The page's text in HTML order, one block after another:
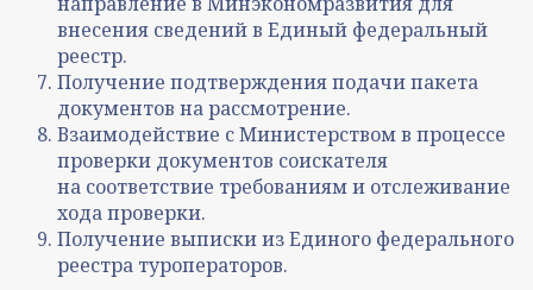
внесения сведений в Единый федеральный
реестр.
Получение подтверждения подачи пакета
документов на рассмотрение.
Взаимодействие с Министерством в процессе
проверки документов соискателя
на соответствие требованиям и отслеживание
хода проверки.
Получение выписки из Единого федерального
реестра туроператоров.